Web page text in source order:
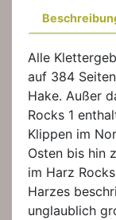
Alle
auf 384
Hake. Außer
Rocks 1
Klippen im
Osten bis hin
im Harz
Harzes
unglaublich